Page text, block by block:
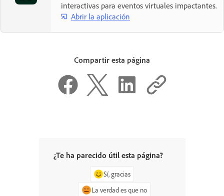
interactivas para eventos virtuales impactantes.
Abrir la aplicación
Compartir esta página
¿Te ha parecido útil esta página?
Sí, gracias
La verdad es que no